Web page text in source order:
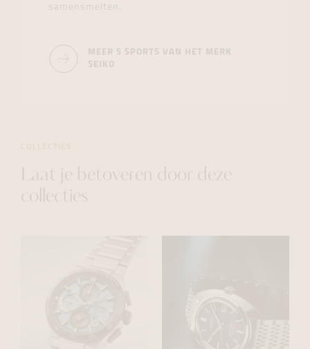
samensmelten.
MEER 5 SPORTS VAN HET MERK
SEIKO
Laat je betoveren door deze
collecties